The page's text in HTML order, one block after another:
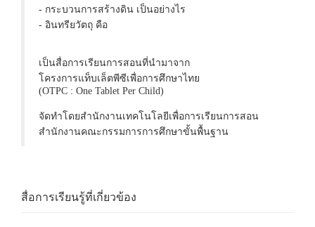
- กระบวนการสร้างดิน เป็นอย่างไร
- อินทรียวัตถุ คือ
เป็นสื่อการเรียนการสอนที่นำมาจาก
โครงการแท็บเล็ตพีซีเพื่อการศึกษาไทย
(OTPC : One Tablet Per Child)
จัดทำโดยสำนักงานเทคโนโลยีเพื่อการเรียนการสอน
สำนักงานคณะกรรมการการศึกษาขั้นพื้นฐาน
สื่อการเรียนรู้ที่เกี่ยวข้อง